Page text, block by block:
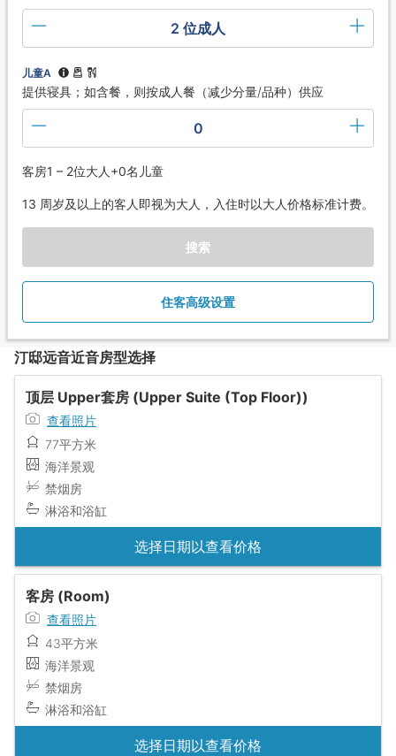
2 位成人
儿童A
提供寝具；如含餐，则按成人餐（减少分量/品种）供应
0
客房1 – 2位大人+0名儿童
13 周岁及以上的客人即视为大人，入住时以大人价格标准计费。
搜索
住客高级设置
汀邸远音近音房型选择
顶层 Upper套房 (Upper Suite (Top Floor))
查看照片
77平方米
海洋景观
禁烟房
淋浴和浴缸
选择日期以查看价格
客房 (Room)
查看照片
43平方米
海洋景观
禁烟房
淋浴和浴缸
选择日期以查看价格